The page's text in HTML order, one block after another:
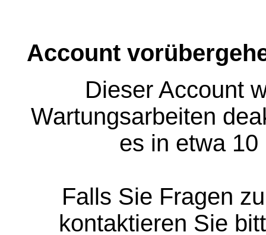
Account
Dieser Account
Wartungsarbeiten
es in etwa
Falls Sie Fragen
kontaktieren Sie